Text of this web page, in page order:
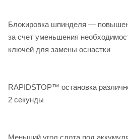
Блокировка шпинделя —
за счет уменьшения
ключей для замены оснастки
RAPIDSTOP™ остановка
2 секунды
Меньший угол слота под